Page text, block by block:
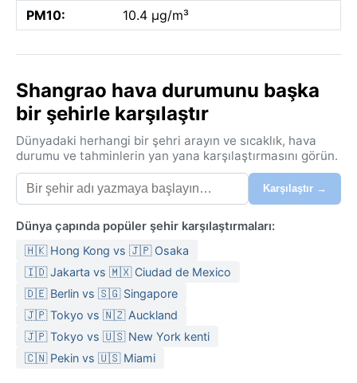
PM10:
10.4 µg/m³
Shangrao hava durumunu başka
bir şehirle karşılaştır
Dünyadaki herhangi bir şehri arayın ve sıcaklık, hava
durumu ve tahminlerin yan yana karşılaştırmasını görün.
Karşılaştır →
Dünya çapında popüler şehir karşılaştırmaları:
🇭🇰 Hong Kong vs 🇯🇵 Osaka
🇮🇩 Jakarta vs 🇲🇽 Ciudad de Mexico
🇩🇪 Berlin vs 🇸🇬 Singapore
🇯🇵 Tokyo vs 🇳🇿 Auckland
🇯🇵 Tokyo vs 🇺🇸 New York kenti
🇨🇳 Pekin vs 🇺🇸 Miami